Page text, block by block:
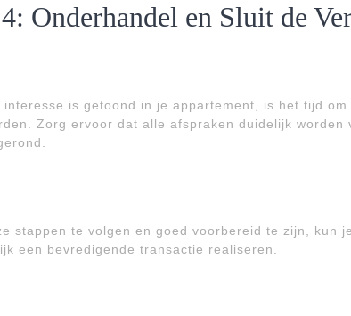
Onderhandel en Sluit de
interesse is getoond in je appartement, is het tijd
Zorg ervoor dat alle afspraken duidelijk worden
stappen te volgen en goed voorbereid te zijn, kun
een bevredigende transactie realiseren.